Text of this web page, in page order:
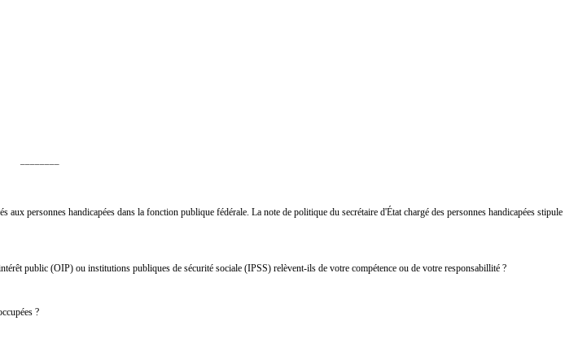
personnes handicapées dans la fonction publique fédérale. La note de politique du secrétaire d'État chargé des personnes handicapées stipule
public (OIP) ou institutions publiques de sécurité sociale (IPSS) relèvent-ils de votre compétence ou de votre responsabillité ?
?